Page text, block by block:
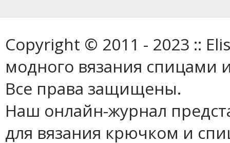
Copyright © 2011 - 2023 ::
модного вязания спицами
Все права защищены.
Наш онлайн-журнал
для вязания крючком и